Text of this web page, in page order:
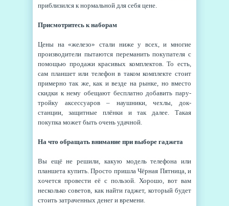
приблизился к нормальной для себя цене.
Присмотритесь к наборам
Цены на «железо» стали ниже у всех, и многие
производители пытаются переманить покупателя с
помощью продажи красивых комплектов. То есть,
сам планшет или телефон в таком комплекте стоит
примерно так же, как и везде на рынке, но вместо
скидки к нему обещают бесплатно добавить пару-
тройку аксессуаров – наушники, чехлы, док-
станции, защитные плёнки и так далее. Такая
покупка может быть очень удачной.
На что обращать внимание при выборе гаджета
Вы ещё не решили, какую модель телефона или
планшета купить. Просто пришла Чёрная Пятница, и
хочется провести её с пользой. Хорошо, вот вам
несколько советов, как найти гаджет, который будет
стоить затраченных денег и времени.